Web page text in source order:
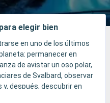
Compañías
Buscar
elegir bien
en uno de los últimos
permanecer en
de avistar un oso polar,
de Svalbard, observar
después, descubrir en
icebergs